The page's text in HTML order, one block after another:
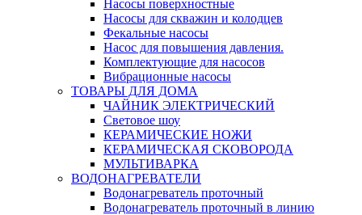
Насосы поверхностные
Насосы для скважин и колодцев
Фекальные насосы
Насос для повышения давления.
Комплектующие для насосов
Вибрационные насосы
ТОВАРЫ ДЛЯ ДОМА
ЧАЙНИК ЭЛЕКТРИЧЕСКИЙ
Световое шоу
КЕРАМИЧЕСКИЕ НОЖИ
КЕРАМИЧЕСКАЯ СКОВОРОДА
МУЛЬТИВАРКА
ВОДОНАГРЕВАТЕЛИ
Водонагреватель проточный
Водонагреватель проточный в линию